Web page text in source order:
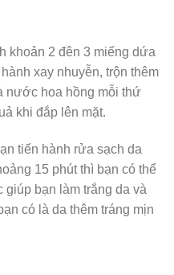
khoản 2 đên 3 miếng dứa
xay nhuyễn, trộn thêm
nước hoa hồng mỗi thứ
khi đắp lên mặt.
tiến hành rửa sạch da
15 phút thì bạn có thể
bạn làm trắng da và
có là da thêm tráng mịn